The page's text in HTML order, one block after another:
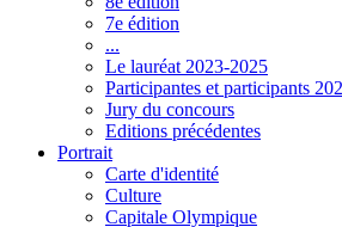
7e édition
...
Le lauréat 2023-2025
Participantes et participants
Jury du concours
Editions précédentes
Portrait
Carte d'identité
Culture
Capitale Olympique